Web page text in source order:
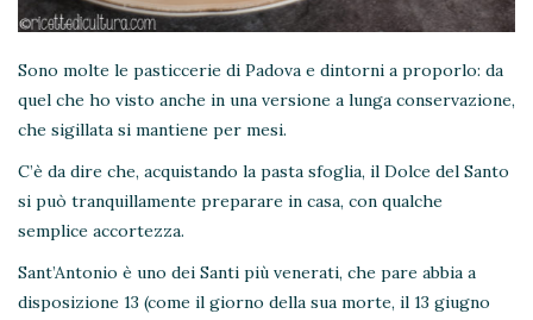
Sono molte le pasticcerie di Padova e dintorni a proporlo: da
quel che ho visto anche in una versione a lunga conservazione,
che sigillata si mantiene per mesi.
C’è da dire che, acquistando la pasta sfoglia, il Dolce del Santo
si può tranquillamente preparare in casa, con qualche
semplice accortezza.
Sant’Antonio è uno dei Santi più venerati, che pare abbia a
disposizione 13 (come il giorno della sua morte, il 13 giugno